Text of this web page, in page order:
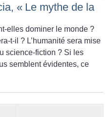
« Le mythe de la
elles dominer le monde ?
t-il ? L’humanité sera mise
science-fiction ? Si les
semblent évidentes, ce